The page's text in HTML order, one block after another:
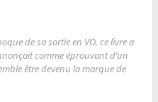
de sa sortie en VO, ce livre a
comme éprouvant d’un
être devenu la marque de